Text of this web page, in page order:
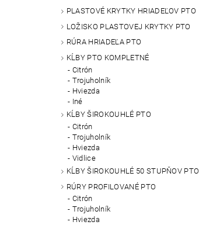
PLASTOVÉ KRYTKY HRIADEĽOV PTO
LOŽISKO PLASTOVEJ KRYTKY PTO
RÚRA HRIADEĽA PTO
KĹBY PTO KOMPLETNÉ
Citrón
Trojuholník
Hviezda
Iné
KĹBY ŠIROKOUHLÉ PTO
Citrón
Trojuholník
Hviezda
Vidlice
KĹBY ŠIROKOUHLÉ 50 STUPŇOV PTO
RÚRY PROFILOVANÉ PTO
Citrón
Trojuholník
Hviezda